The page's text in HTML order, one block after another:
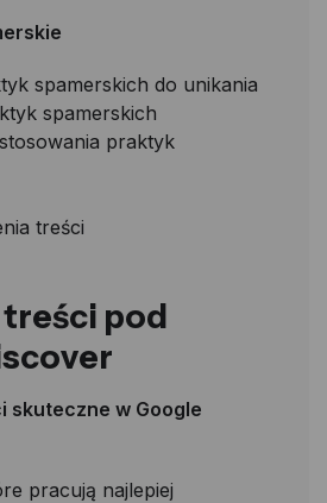
spamerskich do unikania
spamerskich
praktyk
treści
pod
skuteczne w Google
pracują najlepiej